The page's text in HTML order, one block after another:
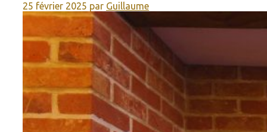
25 février 2025 par Guillaume